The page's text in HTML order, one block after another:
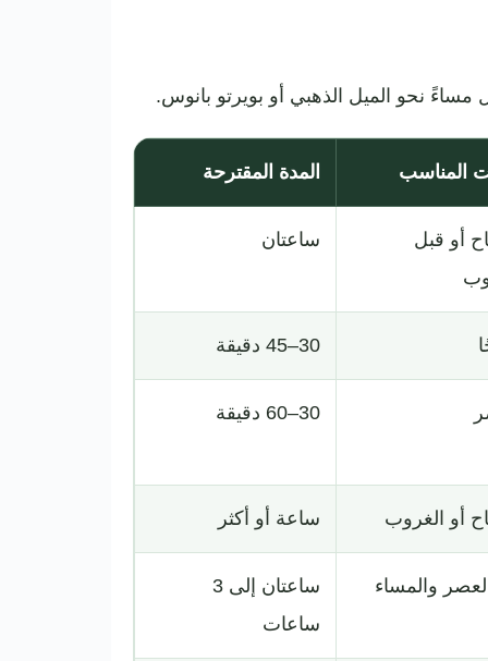
مساءً نحو الميل الذهبي أو بويرتو بانوس.
المناسب المدة المقترحة
أو قبل
ساعتان
30–45 دقيقة
30–60 دقيقة
أو الغروب ساعة أو أكثر
والمساء
ساعتان إلى 3
ساعات